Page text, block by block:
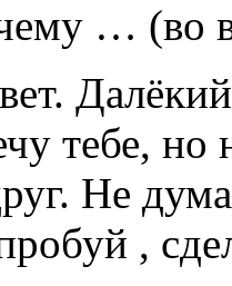
… (во
тебе, но
Не
,